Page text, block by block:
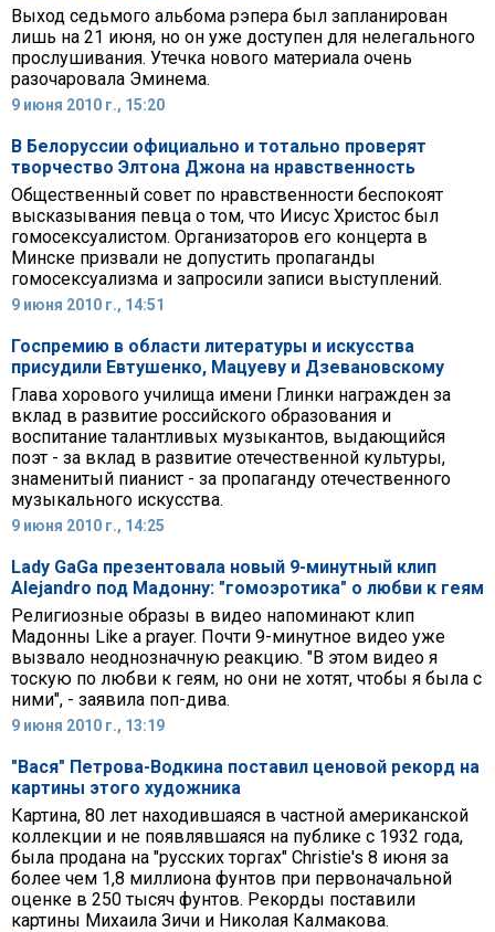
Выход седьмого альбома рэпера был запланирован
лишь на 21 июня, но он уже доступен для нелегального
прослушивания. Утечка нового материала очень
разочаровала Эминема.
9 июня 2010 г., 15:20
В Белоруссии официально и тотально проверят
творчество Элтона Джона на нравственность
Общественный совет по нравственности беспокоят
высказывания певца о том, что Иисус Христос был
гомосексуалистом. Организаторов его концерта в
Минске призвали не допустить пропаганды
гомосексуализма и запросили записи выступлений.
9 июня 2010 г., 14:51
Госпремию в области литературы и искусства
присудили Евтушенко, Мацуеву и Дзевановскому
Глава хорового училища имени Глинки награжден за
вклад в развитие российского образования и
воспитание талантливых музыкантов, выдающийся
поэт - за вклад в развитие отечественной культуры,
знаменитый пианист - за пропаганду отечественного
музыкального искусства.
9 июня 2010 г., 14:25
Lady GaGa презентовала новый 9-минутный клип
Alejandro под Мадонну: "гомоэротика" о любви к геям
Религиозные образы в видео напоминают клип
Мадонны Like a prayer. Почти 9-минутное видео уже
вызвало неоднозначную реакцию. "В этом видео я
тоскую по любви к геям, но они не хотят, чтобы я была с
ними", - заявила поп-дива.
9 июня 2010 г., 13:19
"Вася" Петрова-Водкина поставил ценовой рекорд на
картины этого художника
Картина, 80 лет находившаяся в частной американской
коллекции и не появлявшаяся на публике с 1932 года,
была продана на "русских торгах" Christie's 8 июня за
более чем 1,8 миллиона фунтов при первоначальной
оценке в 250 тысяч фунтов. Рекорды поставили
картины Михаила Зичи и Николая Калмакова.